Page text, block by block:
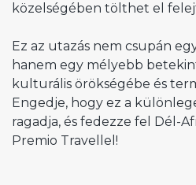
közelségében tölthet el
Ez az utazás nem csupán
hanem egy mélyebb
kulturális örökségébe és
Engedje, hogy ez a
ragadja, és fedezze fel Dél-
Premio Travellel!